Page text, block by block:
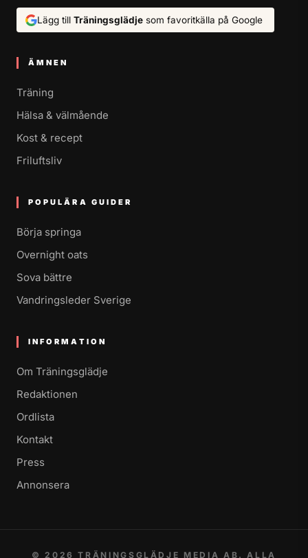
Lägg till Träningsglädje som favoritkälla på Google
ÄMNEN
Träning
Hälsa & välmående
Kost & recept
Friluftsliv
POPULÄRA GUIDER
Börja springa
Overnight oats
Sova bättre
Vandringsleder Sverige
INFORMATION
Om Träningsglädje
Redaktionen
Ordlista
Kontakt
Press
Annonsera
© 2026 TRÄNINGSGLÄDJE MEDIA AB. ALLA